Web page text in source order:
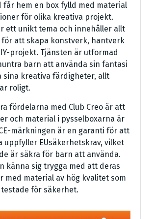
får hem en box fylld med material
för olika kreativa projekt.
ett unikt tema och innehåller allt
för att skapa konstverk, hantverk
projekt. Tjänsten är utformad
barn att använda sin fantasi
sina kreativa färdigheter, allt
roligt.
fördelarna med Club Creo är att
och material i pysselboxarna är
märkningen är en garanti för att
uppfyller EUsäkerhetskrav, vilket
är säkra för barn att använda.
känna sig trygga med att deras
med material av hög kvalitet som
för säkerhet.